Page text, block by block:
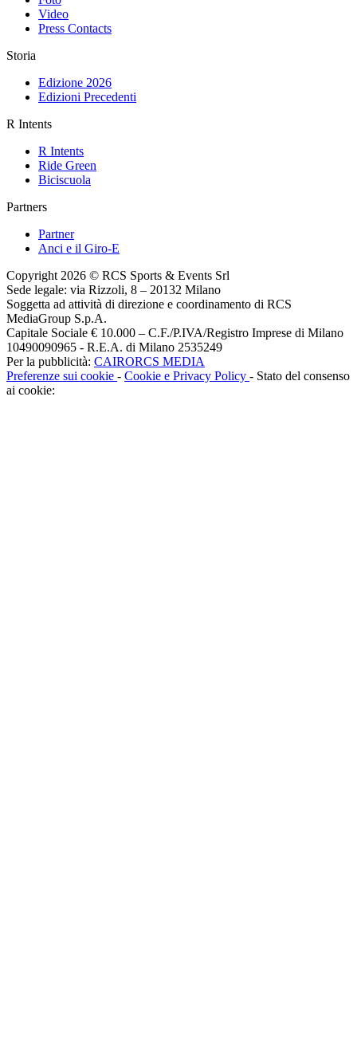
Video
Press Contacts
Storia
Edizione 2026
Edizioni Precedenti
R Intents
R Intents
Ride Green
Biciscuola
Partners
Partner
Anci e il Giro-E
Copyright 2026 © RCS Sports & Events Srl
Sede legale: via Rizzoli, 8 – 20132 Milano
Soggetta ad attività di direzione e coordinamento di RCS
MediaGroup S.p.A.
Capitale Sociale € 10.000 – C.F./P.IVA/Registro Imprese di Milano
10490090965 - R.E.A. di Milano 2535249
Per la pubblicità: CAIRORCS MEDIA
Preferenze sui cookie - Cookie e Privacy Policy - Stato del consenso
ai cookie: